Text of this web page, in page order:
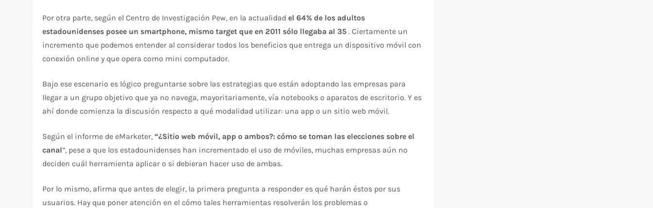
Por otra parte, según el Centro de Investigación Pew, en la actualidadel 64% de los adultos
estadounidenses posee un smartphone, mismo target que en 2011 sólo llegaba al 35. Ciertamente un
incremento que podemos entender al considerar todos los beneficios que entrega un dispositivo móvil con
conexión online y que opera como mini computador.
Bajo ese escenario es lógico preguntarse sobre las estrategias que están adoptando las empresas para
llegar a un grupo objetivo que ya no navega, mayoritariamente, vía notebooks o aparatos de escritorio. Y es
ahí donde comienza la discusión respecto a qué modalidad utilizar: una app o un sitio web móvil.
Según el informe de eMarketer,“¿Sitio web móvil, app o ambos?: cómo se toman las elecciones sobre el
canal”, pese a que los estadounidenses han incrementado el uso de móviles, muchas empresas aún no
deciden cuál herramienta aplicar o si debieran hacer uso de ambas.
Por lo mismo, afirma que antes de elegir, la primera pregunta a responder es qué harán éstos por sus
usuarios. Hay que poner atención en el cómo tales herramientas resolverán los problemas o